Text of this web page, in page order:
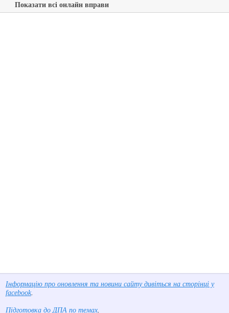
Показати всі онлайн вправи
Інформацію про оновлення та новини сайту дивіться на сторінці у
facebook.
Підготовка до ДПА по темах.